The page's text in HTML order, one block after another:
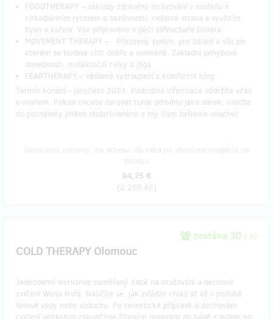
FOODTHERAPY – základy zdravého stravování v souladu s
cirkadiánním rytmem a sezónností, celistvá strava s využitím
bylin a koření. Vše připraveno s péčí šéfkuchaře Olivera.
MOVEMENT THERAPY – Přirozený pohyb, pro zdraví a sílu po
kterém se budete cítit dobře a uvolněně. Základní pohybové
dovednosti, mobilizační cviky a jóga.
FEARTHERAPY – vědomé vystoupení z komfortní zóny.
Termín konání - jaro/léto 2021. Podrobné informace obdržíte včas
e-mailem. Pokud chcete darovat tuhle odměnu jako dárek, uveďte
do poznámky jméno obdarovaného a my Vám zašleme voucher.
94,75 €
(2 299 Kč)
zostáva 30 z 30
COLD THERAPY Olomouc
Jednodenní workshop zaměřený čistě na otužování a dechové
cvičení Wima Hofa. Naučíte se, jak zvládat chlad ať už v podobě
ledové vody nebo vzduchu. Po teoretické přípravě a dechovém
cvičení workshop zakončíme řízeným ponorem do kádě s ledem na